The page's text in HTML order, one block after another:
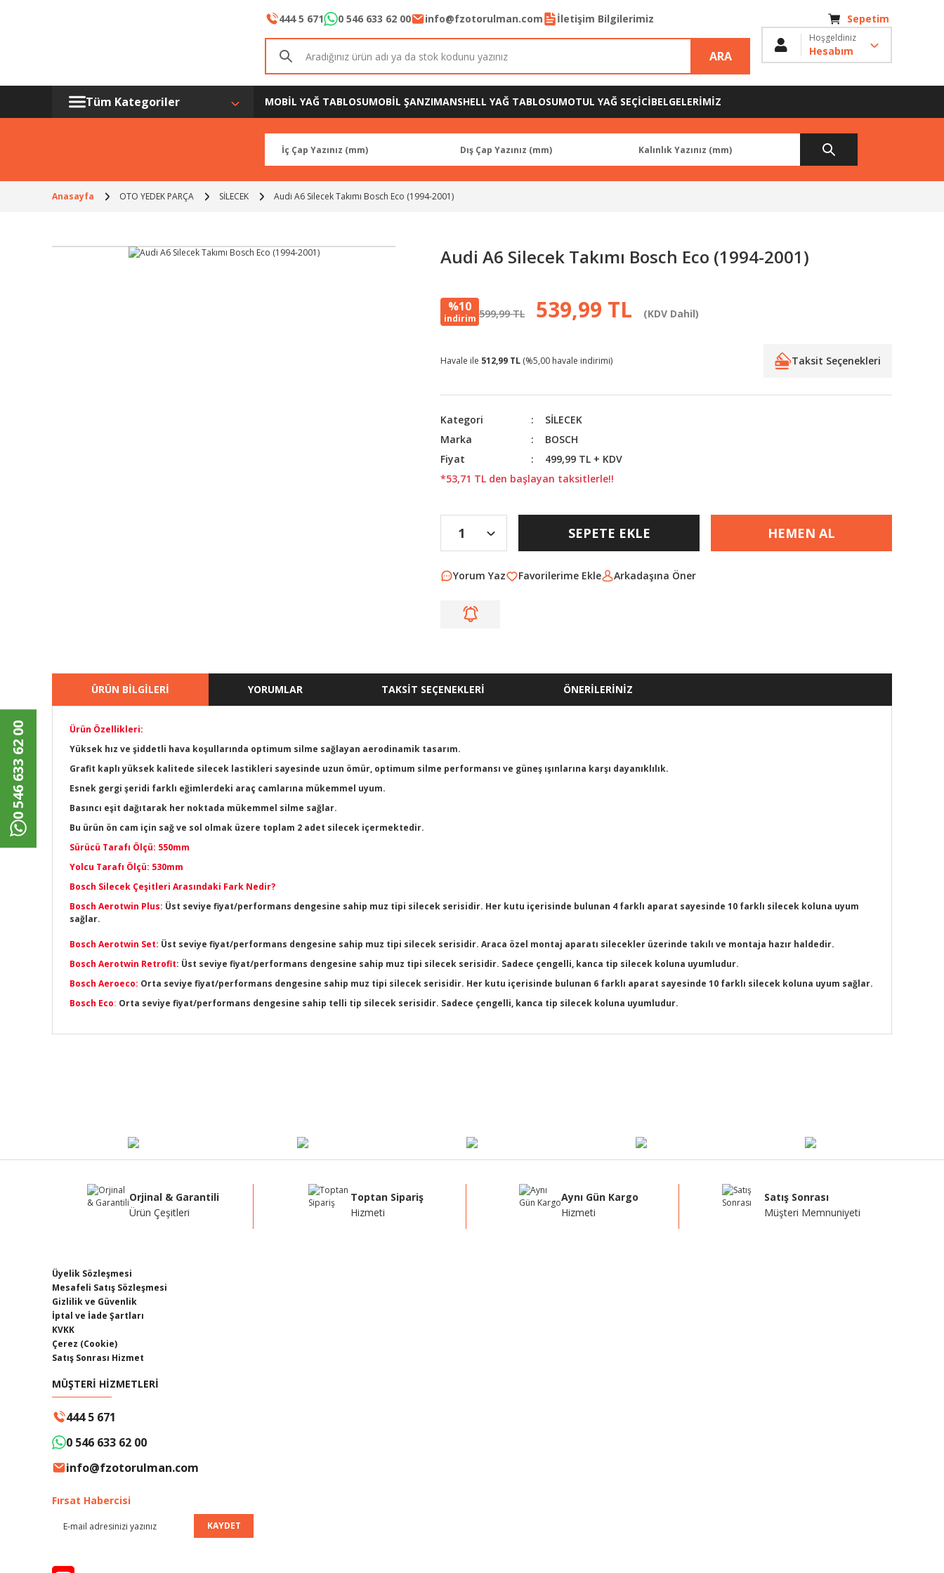
444 5 671 0 546 633 62 00 info@fzotorulman.com İletişim Bilgilerimiz
ARA
Sepetim
Hoşgeldiniz
Hesabım
Tüm Kategoriler MOBİL YAĞ TABLOSUMOBİL ŞANZIMANSHELL YAĞ TABLOSUMOTUL YAĞ SEÇİCİBELGELERİMİZ
Anasayfa OTO YEDEK PARÇA SİLECEK Audi A6 Silecek Takımı Bosch Eco (1994-2001)
Audi A6 Silecek Takımı Bosch Eco (1994-2001)
%10
indirim 599,99 TL 539,99 TL (KDV Dahil)
Havale ile 512,99 TL (%5,00 havale indirimi) Taksit Seçenekleri
Kategori
SİLECEK
Marka
BOSCH
Fiyat
499,99 TL + KDV
*53,71 TL den başlayan taksitlerle!!
SEPETE EKLE HEMEN AL
Yorum Yaz Arkadaşına Öner
ÜRÜN BİLGİLERİ YORUMLAR TAKSİT SEÇENEKLERİ ÖNERİLERİNİZ
Ürün Özellikleri:
Yüksek hız ve şiddetli hava koşullarında optimum silme sağlayan aerodinamik tasarım.
Grafit kaplı yüksek kalitede silecek lastikleri sayesinde uzun ömür, optimum silme performansı ve güneş ışınlarına karşı dayanıklılık.
Esnek gergi şeridi farklı eğimlerdeki araç camlarına mükemmel uyum.
Basıncı eşit dağıtarak her noktada mükemmel silme sağlar.
Bu ürün ön cam için sağ ve sol olmak üzere toplam 2 adet silecek içermektedir.
Sürücü Tarafı Ölçü: 550mm
Yolcu Tarafı Ölçü: 530mm
Bosch Silecek Çeşitleri Arasındaki Fark Nedir?
Bosch Aerotwin Plus: Üst seviye fiyat/performans dengesine sahip muz tipi silecek serisidir. Her kutu içerisinde bulunan 4 farklı aparat sayesinde 10 farklı silecek koluna uyum
sağlar.
Bosch Aerotwin Set: Üst seviye fiyat/performans dengesine sahip muz tipi silecek serisidir. Araca özel montaj aparatı silecekler üzerinde takılı ve montaja hazır haldedir.
Bosch Aerotwin Retrofit: Üst seviye fiyat/performans dengesine sahip muz tipi silecek serisidir. Sadece çengelli, kanca tip silecek koluna uyumludur.
Bosch Aeroeco: Orta seviye fiyat/performans dengesine sahip muz tipi silecek serisidir. Her kutu içerisinde bulunan 6 farklı aparat sayesinde 10 farklı silecek koluna uyum sağlar.
Bosch Eco: Orta seviye fiyat/performans dengesine sahip telli tip silecek serisidir. Sadece çengelli, kanca tip silecek koluna uyumludur.
Ürün bilgilerinde hatalar bulunuyor.
Bu ürüne benzer farklı alternatifler olmalı.
Orjinal & Garantili
Ürün Çeşitleri
Toptan Sipariş
Hizmeti
Aynı Gün Kargo
Hizmeti
Satış Sonrası
Müşteri Memnuniyeti
Üyelik Sözleşmesi
Mesafeli Satış Sözleşmesi
Gizlilik ve Güvenlik
İptal ve İade Şartları
KVKK
Çerez (Cookie)
Satış Sonrası Hizmet
MÜŞTERİ HİZMETLERİ
444 5 671
0 546 633 62 00
info@fzotorulman.com
Fırsat Habercisi
KAYDET
0 546 633 62 00